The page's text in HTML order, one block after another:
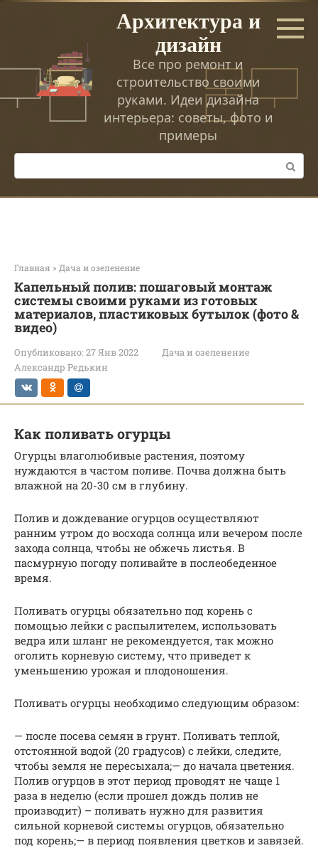
Перейти
Архитектура и
дизайн
Все про ремонт и
строительство своими
руками. Идеи дизайна
интерьера: советы, фото и
примеры
Поиск:
Главная » Дача и озеленение
Капельный полив: пошаговый монтаж
системы своими руками из готовых
материалов, пластиковых бутылок (фото &
видео)
Опубликовано: 27 Янв 2022
Дача и озеленение
Александр Редькин
Как поливать огурцы
Огурцы влаголюбивые растения, поэтому
нуждаются в частом поливе. Почва должна быть
влажной на 20-30 см в глубину.
Полив и дождевание огурцов осуществляют
ранним утром до восхода солнца или вечером после
захода солнца, чтобы не обжечь листья. В
пасмурную погоду поливайте в послеобеденное
время.
Поливать огурцы обязательно под корень с
помощью лейки с распылителем, использовать
ведра или шланг не рекомендуется, так можно
оголить корневую систему, что приведет к
уменьшению урожая и плодоношения.
Поливать огурцы необходимо следующим образом:
— после посева семян в грунт. Поливать теплой,
отстоянной водой (20 градусов) с лейки, следите,
чтобы земля не пересыхала;— до начала цветения.
Полив огурцов в этот период проводят не чаще 1
раза в неделю (если прошел дождь полив не
производит) – поливать нужно для развития
сильной корневой системы огурцов, обязательно
под корень;— в период появления цветков и завязей.